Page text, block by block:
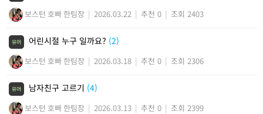
보스턴 호빠 한팀장 | 2026.03.22 | 추천 0 | 조회 2403
유머 어린시절 누구 일까요? (2)
보스턴 호빠 한팀장 | 2026.03.18 | 추천 0 | 조회 2306
유머 남자친구 고르기 (4)
보스턴 호빠 한팀장 | 2026.03.13 | 추천 0 | 조회 2399